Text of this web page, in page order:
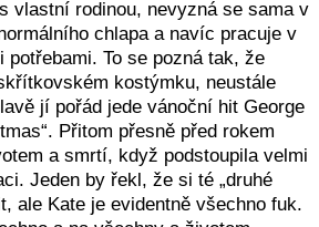
vlastní rodinou, nevyzná se sama v
chlapa a navíc pracuje v
potřebami. To se pozná tak, že
kostýmku, neustále
jí pořád jede vánoční hit George
Přitom přesně před rokem
a smrtí, když podstoupila velmi
Jeden by řekl, že si té „druhé
ale Kate je evidentně všechno fuk.